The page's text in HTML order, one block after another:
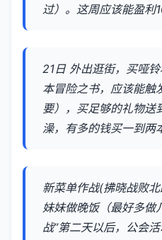
过）。这周应该能盈利
21日 外出逛街，买哑
本冒险之书，应该能触
要），买足够的礼物送
澡，有多的钱买一到两
新菜单作战(拂晓战败
妹妹做晚饭（最好多做
战”第二天以后，公会